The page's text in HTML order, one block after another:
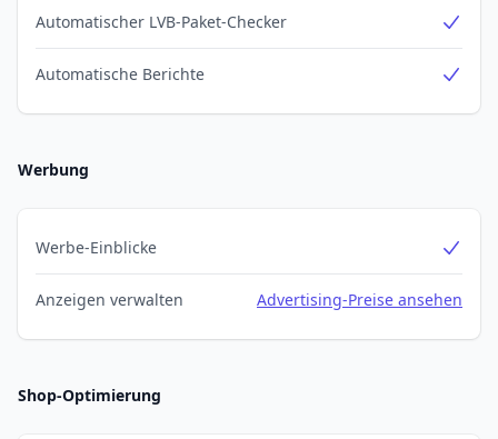
Automatischer LVB-Paket-Checker
Automatische Berichte
Werbung
Werbe-Einblicke
Anzeigen verwalten Advertising-Preise ansehen
Shop-Optimierung